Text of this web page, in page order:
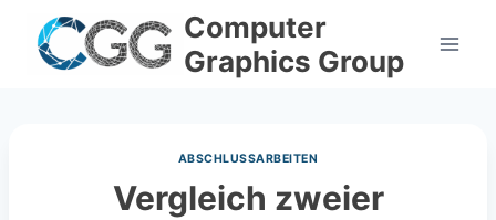
content
Computer
Graphics Group
ABSCHLUSSARBEITEN
Vergleich zweier